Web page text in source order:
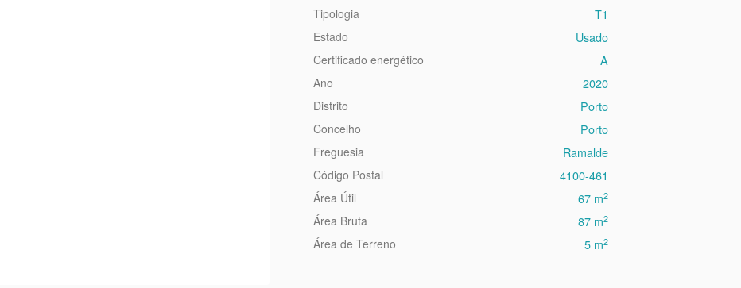
Tipologia T1
Estado Usado
Certificado energético A
Ano 2020
Distrito Porto
Concelho Porto
Freguesia Ramalde
Código Postal 4100-461
Área Útil 67 m2
Área Bruta 87 m2
Área de Terreno 5 m2